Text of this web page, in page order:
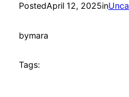
PostedApril 12, 2025in
bymara
Tags: